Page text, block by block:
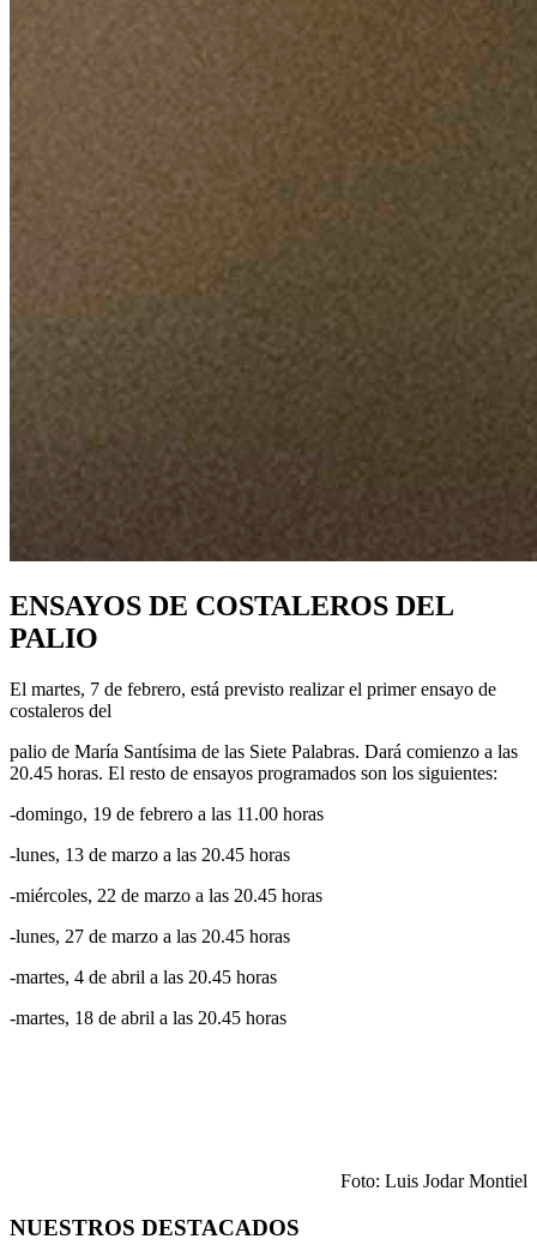
ENSAYOS DE COSTALEROS DEL
PALIO
El martes, 7 de febrero, está previsto realizar el primer ensayo de
costaleros del
palio de María Santísima de las Siete Palabras. Dará comienzo a las
20.45 horas. El resto de ensayos programados son los siguientes:
-domingo, 19 de febrero a las 11.00 horas
-lunes, 13 de marzo a las 20.45 horas
-miércoles, 22 de marzo a las 20.45 horas
-lunes, 27 de marzo a las 20.45 horas
-martes, 4 de abril a las 20.45 horas
-martes, 18 de abril a las 20.45 horas
Foto: Luis Jodar Montiel
NUESTROS DESTACADOS